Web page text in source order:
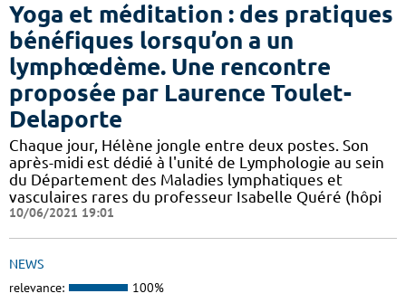
Yoga et méditation : des pratiques
bénéfiques lorsqu’on a un
lymphœdème. Une rencontre
proposée par Laurence Toulet-
Delaporte
Chaque jour, Hélène jongle entre deux postes. Son
après-midi est dédié à l'unité de Lymphologie au sein
du Département des Maladies lymphatiques et
vasculaires rares du professeur Isabelle Quéré (hôpi
10/06/2021 19:01
NEWS
relevance: 100%